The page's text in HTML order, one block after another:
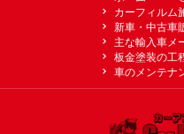
カーフィルム
新車・中古車
主な輸入車メ
板金塗装の工
車のメンテナ